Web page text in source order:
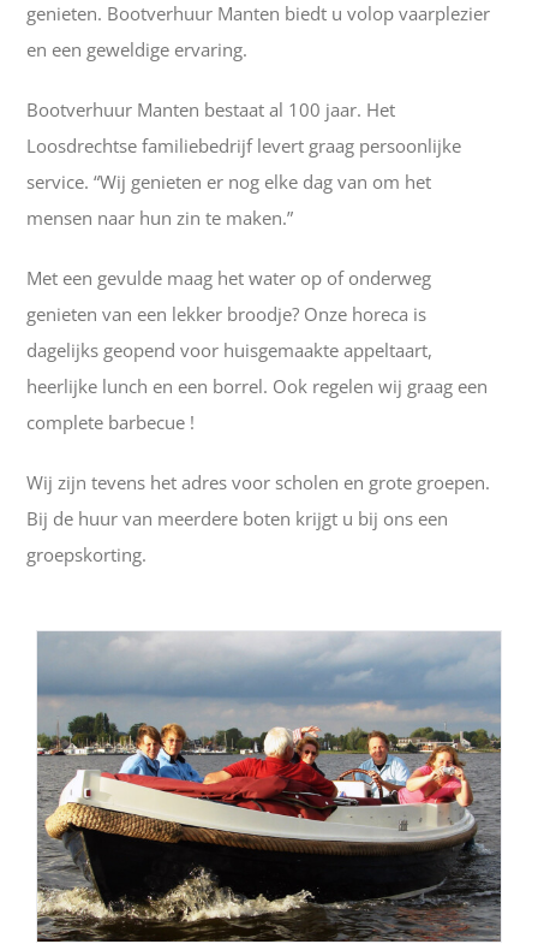
genieten. Bootverhuur Manten biedt u volop vaarplezier
en een geweldige ervaring.
Bootverhuur Manten bestaat al 100 jaar. Het
Loosdrechtse familiebedrijf levert graag persoonlijke
service. “Wij genieten er nog elke dag van om het
mensen naar hun zin te maken.”
Met een gevulde maag het water op of onderweg
genieten van een lekker broodje? Onze horeca is
dagelijks geopend voor huisgemaakte appeltaart,
heerlijke lunch en een borrel. Ook regelen wij graag een
complete barbecue !
Wij zijn tevens het adres voor scholen en grote groepen.
Bij de huur van meerdere boten krijgt u bij ons een
groepskorting.